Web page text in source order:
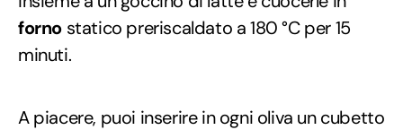
forno statico preriscaldato a 180 °C per 15
minuti.
A piacere, puoi inserire in ogni oliva un cubetto